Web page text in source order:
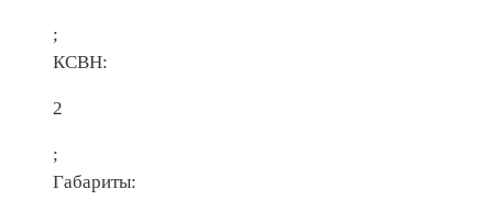
;
КСВН:
2
;
Габариты: